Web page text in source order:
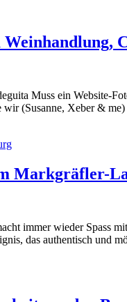
Muss ein Website-
wir (Susanne, Xeber &
Markgräfler-
immer wieder Spass
das authentisch und